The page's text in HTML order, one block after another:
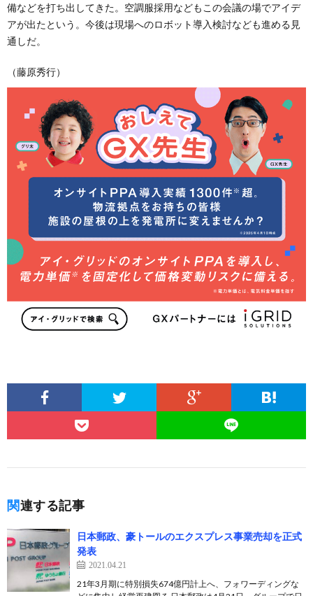
備などを打ち出してきた。空調服採用などもこの会議の場でアイデ
アが出たという。今後は現場へのロボット導入検討なども進める見
通しだ。
（藤原秀行）
関連する記事
日本郵政、豪トールのエクスプレス事業売却を正式
発表
2021.04.21
21年3月期に特別損失674億円計上へ、フォワーディングな